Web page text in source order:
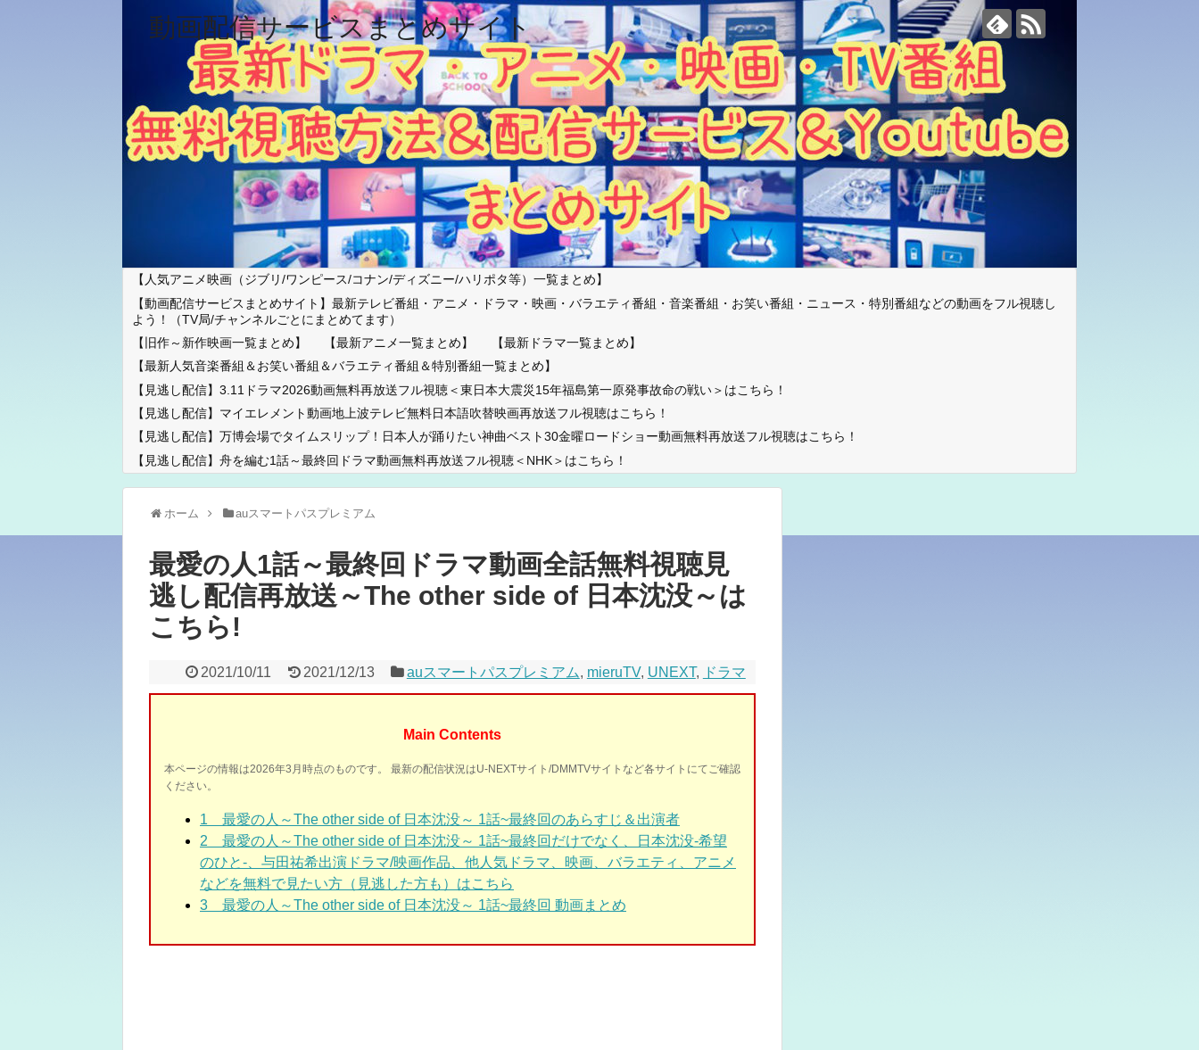
動画配信サービスまとめサイト
【人気アニメ映画（ジブリ/ワンピース/コナン/ディズニー/ハリポタ等）一覧まとめ】
【動画配信サービスまとめサイト】最新テレビ番組・アニメ・ドラマ・映画・バラエティ番組・音楽番組・お笑い番組・ニュース・特別番組などの動画をフル視聴し
よう！（TV局/チャンネルごとにまとめてます）
【旧作～新作映画一覧まとめ】
【最新アニメ一覧まとめ】
【最新ドラマ一覧まとめ】
【最新人気音楽番組＆お笑い番組＆バラエティ番組＆特別番組一覧まとめ】
【見逃し配信】3.11ドラマ2026動画無料再放送フル視聴＜東日本大震災15年福島第一原発事故命の戦い＞はこちら！
【見逃し配信】マイエレメント動画地上波テレビ無料日本語吹替映画再放送フル視聴はこちら！
【見逃し配信】万博会場でタイムスリップ！日本人が踊りたい神曲ベスト30金曜ロードショー動画無料再放送フル視聴はこちら！
【見逃し配信】舟を編む1話～最終回ドラマ動画無料再放送フル視聴＜NHK＞はこちら！
ホーム auスマートパスプレミアム
最愛の人1話～最終回ドラマ動画全話無料視聴見
逃し配信再放送～The other side of 日本沈没～は
こちら!
2021/10/11 2021/12/13 auスマートパスプレミアム, mieruTV, UNEXT, ドラマ
Main Contents
本ページの情報は2026年3月時点のものです。 最新の配信状況はU-NEXTサイト/DMMTVサイトなど各サイトにてご確認
ください。
1 最愛の人～The other side of 日本沈没～ 1話~最終回のあらすじ＆出演者
2 最愛の人～The other side of 日本沈没～ 1話~最終回だけでなく、日本沈没-希望
のひと-、与田祐希出演ドラマ/映画作品、他人気ドラマ、映画、バラエティ、アニメ
などを無料で見たい方（見逃した方も）はこちら
3 最愛の人～The other side of 日本沈没～ 1話~最終回 動画まとめ